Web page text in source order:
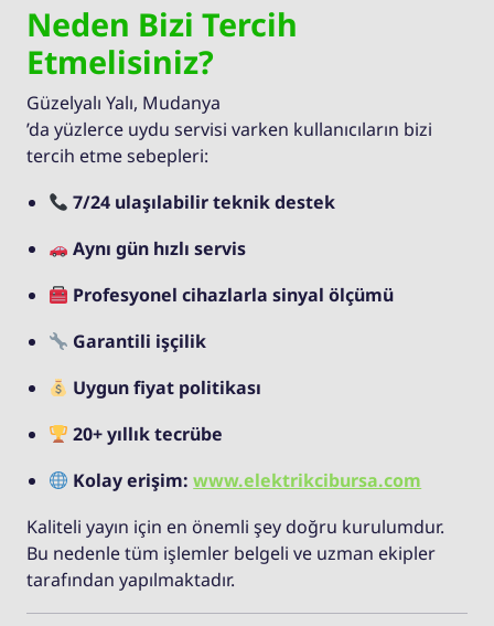
Neden Bizi Tercih
Etmelisiniz?
Güzelyalı Yalı, Mudanya
’da yüzlerce uydu servisi varken kullanıcıların bizi
tercih etme sebepleri:
7/24 ulaşılabilir teknik destek
Aynı gün hızlı servis
Profesyonel cihazlarla sinyal ölçümü
Garantili işçilik
Uygun fiyat politikası
20+ yıllık tecrübe
Kolay erişim:www.elektrikcibursa.com
Kaliteli yayın için en önemli şey doğru kurulumdur.
Bu nedenle tüm işlemler belgeli ve uzman ekipler
tarafından yapılmaktadır.